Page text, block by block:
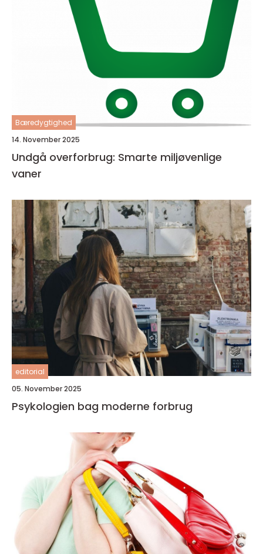
Bæredygtighed
14. November 2025
Undgå overforbrug: Smarte miljøvenlige
vaner
editorial
05. November 2025
Psykologien bag moderne forbrug